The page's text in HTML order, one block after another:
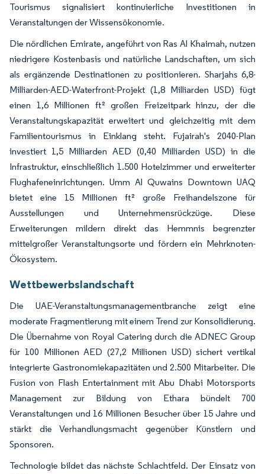
Tourismus signalisiert kontinuierliche Investitionen in
Veranstaltungen der Wissensökonomie.
Die nördlichen Emirate, angeführt von Ras Al Khaimah, nutzen
niedrigere Kostenbasis und natürliche Landschaften, um sich
als ergänzende Destinationen zu positionieren. Sharjahs 6,8-
Milliarden-AED-Waterfront-Projekt (1,8 Milliarden USD) fügt
einen 1,6 Millionen ft² großen Freizeitpark hinzu, der die
Veranstaltungskapazität erweitert und gleichzeitig mit dem
Familientourismus in Einklang steht. Fujairah's 2040-Plan
investiert 1,5 Milliarden AED (0,40 Milliarden USD) in die
Infrastruktur, einschließlich 1.500 Hotelzimmer und erweiterter
Flughafeneinrichtungen. Umm Al Quwains Downtown UAQ
bietet eine 15 Millionen ft² große Freihandelszone für
Ausstellungen und Unternehmensrückzüge. Diese
Erweiterungen mildern direkt das Hemmnis begrenzter
mittelgroßer Veranstaltungsorte und fördern ein Mehrknoten-
Ökosystem.
Wettbewerbslandschaft
Die UAE-Veranstaltungsmanagementbranche zeigt eine
moderate Fragmentierung mit einem Trend zur Konsolidierung.
Die Übernahme von Royal Catering durch die ADNEC Group
für 100 Millionen AED (27,2 Millionen USD) sichert vertikal
integrierte Gastronomiekapazitäten und 2.500 Mitarbeiter. Die
Fusion von Flash Entertainment mit Abu Dhabi Motorsports
Management zur Bildung von Ethara bündelt 700
Veranstaltungen und 16 Millionen Besucher über 15 Jahre und
stärkt die Verhandlungsmacht gegenüber Künstlern und
Sponsoren.
Technologie bildet das nächste Schlachtfeld. Der Einsatz von